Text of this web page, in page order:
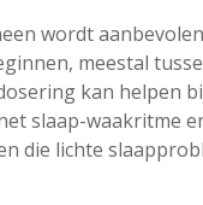
wordt
meestal
kan helpen
slaap-waakritme
die lichte